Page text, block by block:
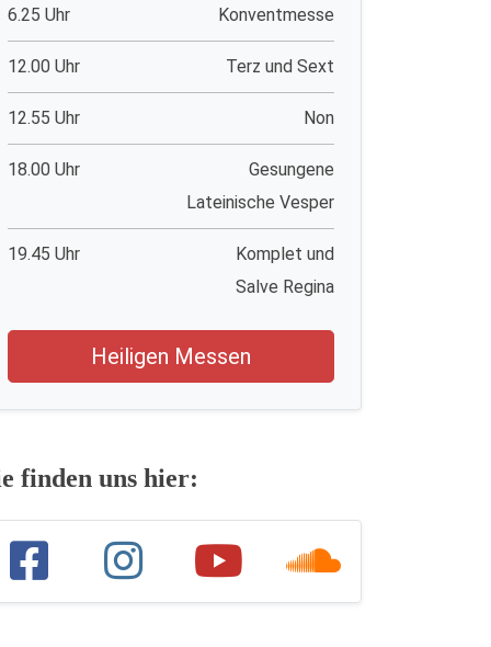
6.25 Uhr Konventmesse
12.00 Uhr Terz und Sext
12.55 Uhr Non
18.00 Uhr
Gesungene
Lateinische Vesper
19.45 Uhr
Komplet und
Salve Regina
Heiligen Messen
finden uns hier: